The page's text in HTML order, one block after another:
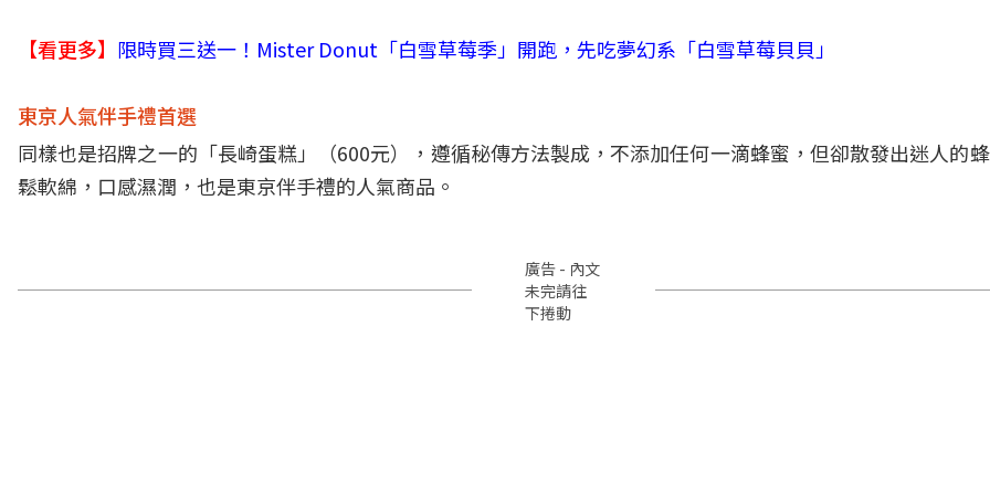
【看更多】 限時買三送一！Mister Donut「白雪草莓季」開跑，先吃夢幻系「白雪草莓貝貝」
東京人氣伴手禮首選
同樣也是招牌之一的「長崎蛋糕」（600元），遵循秘傳方法製成，不添加任何一滴蜂蜜，但卻散發出迷人的
鬆軟綿，口感濕潤，也是東京伴手禮的人氣商品。
廣告 - 內文
未完請往
下捲動